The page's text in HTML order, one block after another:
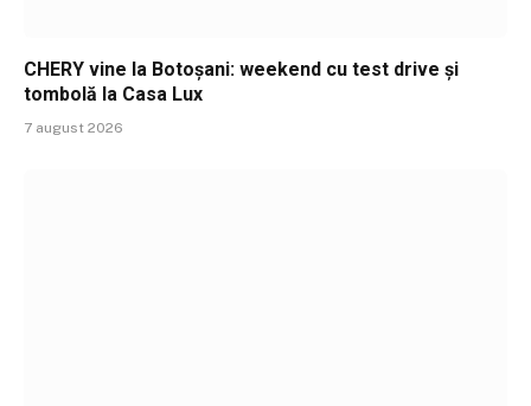
CHERY vine la Botoșani: weekend cu test drive și
tombolă la Casa Lux
7 august 2026